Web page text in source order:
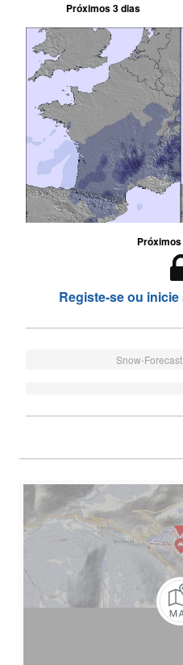
Próximos 3 dias
Registe-se ou
Snow-